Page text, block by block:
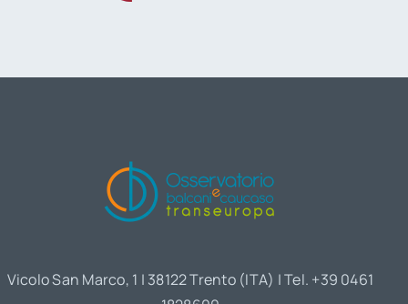
Vicolo San Marco, 1 | 38122 Trento (ITA) | Tel. +39 0461